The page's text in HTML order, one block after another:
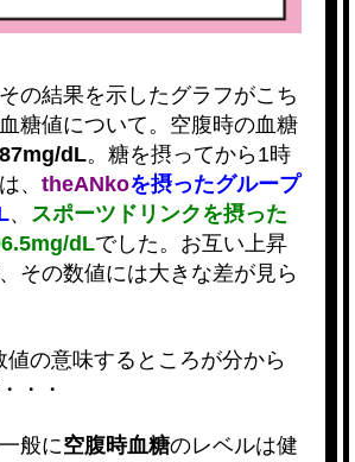
の結果を示したグラフがこち
糖値について。空腹時の血糖
87mg/dL。糖を摂ってから1時
、 theANkoを摂ったグループ
、 スポーツドリンクを摂った
dLでした。お互い上昇
その数値には大きな差が見ら
値の意味するところが分から
・・
般に空腹時血糖のレベルは健